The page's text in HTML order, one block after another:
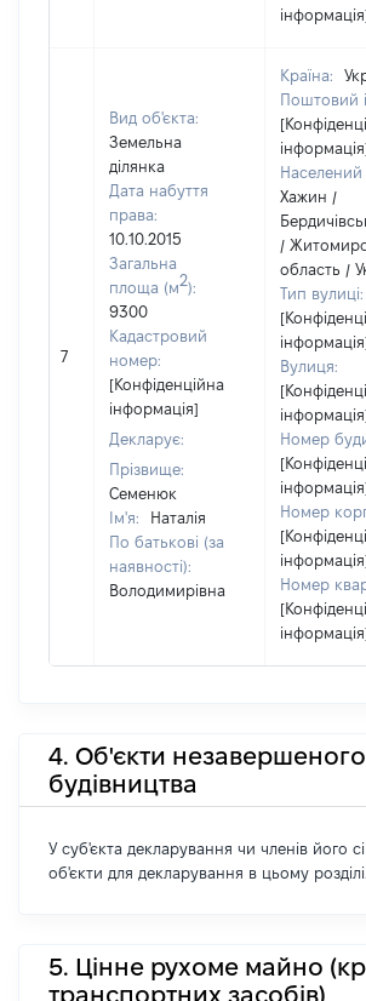
7
Вид об'єкта:
Земельна
ділянка
Дата набуття
права:
10.10.2015
Загальна
площа (м2):
9300
Кадастровий
номер:
[Конфіденційна
інформація]
Декларує:
Прізвище:
Семенюк
Ім'я:
Наталія
По батькові (за
наявності):
Володимирівна
Країна:
Поштовий
Населений
Хажин /
/
область /
Тип вулиці:
Вулиця:
Номер
Номер
Номер
4. Об'єкти незавершеного
будівництва
У суб'єкта декларування чи членів його
об'єкти для декларування в цьому розділі.
5. Цінне рухоме майно
транспортних засобів)